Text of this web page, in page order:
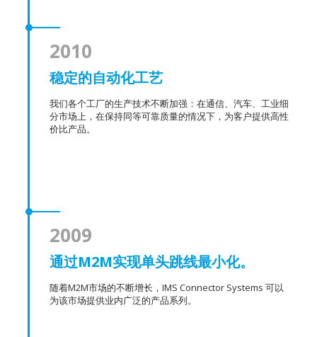
2010
稳定的自动化工艺
我们各个工厂的生产技术不断加强：在通信、汽车、工业细
分市场上，在保持同等可靠质量的情况下，为客户提供高性
价比产品。
2009
通过M2M实现单头跳线最小化。
随着M2M市场的不断增长，IMS Connector Systems 可以
为该市场提供业内广泛的产品系列。